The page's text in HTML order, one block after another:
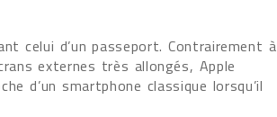
celui d’un passeport. Contrairement à
externes très allongés, Apple
d’un smartphone classique lorsqu’il